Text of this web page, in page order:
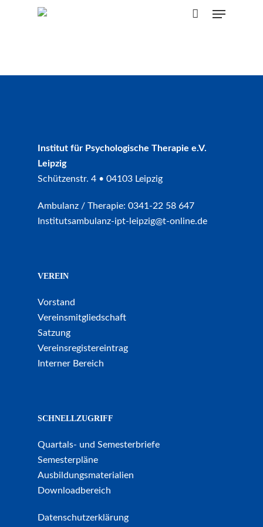
Menu
Institut für Psychologische Therapie e.V.
Leipzig
Schützenstr. 4 • 04103 Leipzig
Ambulanz / Therapie: 0341-22 58 647
Institutsambulanz-ipt-leipzig@t-online.de
VEREIN
Vorstand
Vereinsmitgliedschaft
Satzung
Vereinsregistereintrag
Interner Bereich
SCHNELLZUGRIFF
Quartals- und Semesterbriefe
Semesterpläne
Ausbildungsmaterialien
Downloadbereich
Datenschutzerklärung